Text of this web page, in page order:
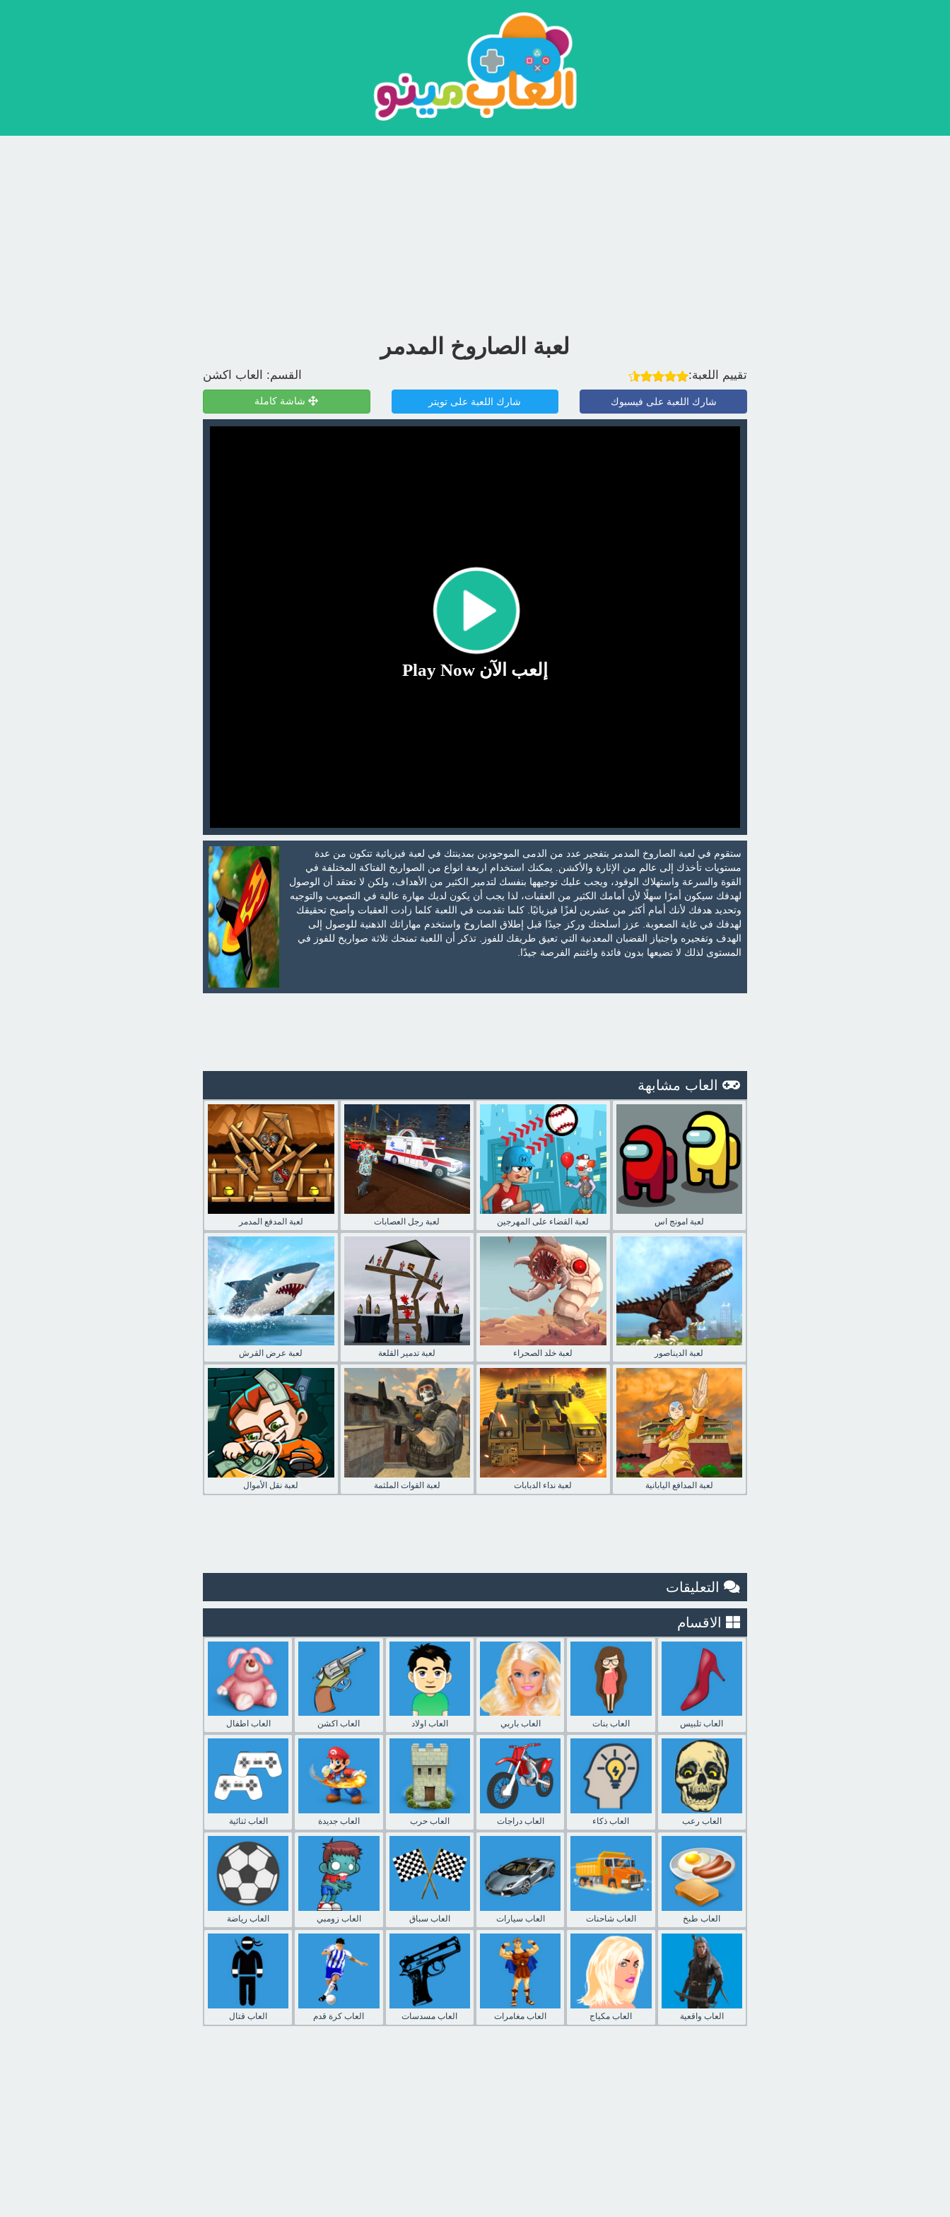
لعبة الصاروخ المدمر
القسم: العاب اكشن تقييم اللعبة:
شاشة كاملة شارك اللعبة على تويتر شارك اللعبة على فيسبوك
إلعب الآن Play Now
ستقوم في لعبة الصاروخ المدمر بتفجير عدد من الدمى الموجودين بمدينتك في لعبة فيزيائية تتكون من عدة
مستويات تأخذك إلى عالم من الإثارة والأكشن. يمكنك استخدام اربعة انواع من الصواريخ الفتاكة المختلفة في
القوة والسرعة واستهلاك الوقود، ويجب عليك توجيهها بنفسك لتدمير الكثير من الأهداف، ولكن لا تعتقد أن الوصول
لهدفك سيكون أمرًا سهلًا لأن أمامك الكثير من العقبات، لذا يجب أن يكون لديك مهارة عالية في التصويب والتوجيه
وتحديد هدفك لأنك أمام أكثر من عشرين لغزًا فيزيائيًا. كلما تقدمت في اللعبة كلما زادت العقبات وأصبح تحقيقك
لهدفك في غاية الصعوبة. عزز أسلحتك وركز جيدًا قبل إطلاق الصاروخ واستخدم مهاراتك الذهنية للوصول إلى
الهدف وتفجيره واجتياز القضبان المعدنية التي تعيق طريقك للفوز. تذكر أن اللعبة تمنحك ثلاثة صواريخ للفوز في
المستوى لذلك لا تضيعها بدون فائدة واغتنم الفرصة جيدًا.
العاب مشابهة
لعبة المدفع المدمر لعبة رجل العصابات لعبة القضاء على المهرجين لعبة امونج اس
لعبة عرض القرش لعبة تدمير القلعة لعبة خلد الصحراء لعبة الديناصور
لعبة نقل الأموال لعبة القوات الملثمة لعبة نداء الدبابات لعبة المدافع اليابانية
التعليقات
الاقسام
العاب اطفال العاب اكشن العاب اولاد العاب باربي العاب بنات العاب تلبيس
العاب ثنائية العاب جديدة العاب حرب العاب دراجات العاب ذكاء العاب رعب
العاب رياضة العاب زومبي العاب سباق العاب سيارات العاب شاحنات العاب طبخ
العاب قتال العاب كرة قدم العاب مسدسات العاب مغامرات العاب مكياج العاب واقعية